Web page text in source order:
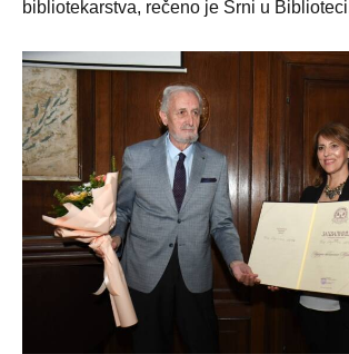
bibliotekarstva, rečeno je Srni u